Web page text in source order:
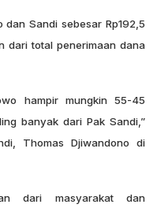
Sandi sebesar Rp192,5
dari total penerimaan dana
hampir mungkin 55-45
banyak dari Pak Sandi,”
Thomas Djiwandono di
dari masyarakat dan